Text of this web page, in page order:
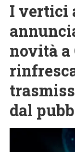
I vertici
novità a
dal